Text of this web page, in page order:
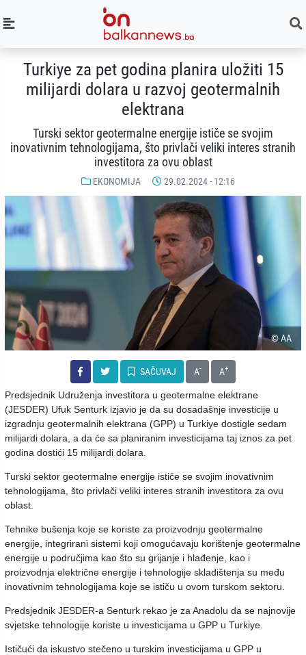
Turkiye za pet godina planira uložiti 15
milijardi dolara u razvoj geotermalnih
elektrana
Turski sektor geotermalne energije ističe se svojim
inovativnim tehnologijama, što privlači veliki interes stranih
investitora za ovu oblast
EKONOMIJA 29.02.2024 - 12:16
© AA
SAČUVAJ A- A+
Predsjednik Udruženja investitora u geotermalne elektrane
(JESDER) Ufuk Senturk izjavio je da su dosadašnje investicije u
izgradnju geotermalnih elektrana (GPP) u Turkiye dostigle sedam
milijardi dolara, a da će sa planiranim investicijama taj iznos za pet
godina dostići 15 milijardi dolara.
Turski sektor geotermalne energije ističe se svojim inovativnim
tehnologijama, što privlači veliki interes stranih investitora za ovu
oblast.
Tehnike bušenja koje se koriste za proizvodnju geotermalne
energije, integrirani sistemi koji omogućavaju korištenje geotermalne
energije u područjima kao što su grijanje i hlađenje, kao i
proizvodnja električne energije i tehnologije skladištenja su među
inovativnim tehnologijama koje se ističu u ovom turskom sektoru.
Predsjednik JESDER-a Senturk rekao je za Anadolu da se najnovije
svjetske tehnologije koriste u investicijama u GPP u Turkiye.
Ističući da iskustvo stečeno u turskim investicijama u GPP u